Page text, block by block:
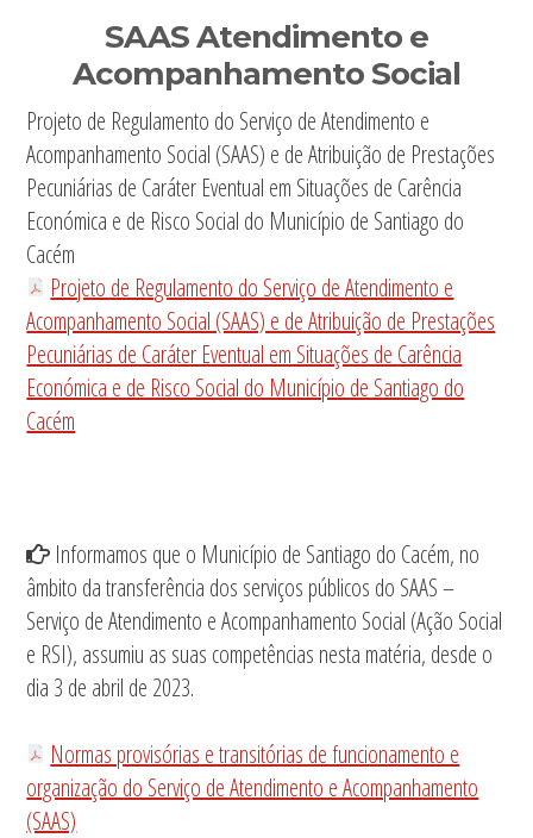
SAAS Atendimento e
Acompanhamento Social
Projeto de Regulamento do Serviço de Atendimento e
Acompanhamento Social (SAAS) e de Atribuição de Prestações
Pecuniárias de Caráter Eventual em Situações de Carência
Económica e de Risco Social do Município de Santiago do
Cacém
Projeto de Regulamento do Serviço de Atendimento e
Acompanhamento Social (SAAS) e de Atribuição de Prestações
Pecuniárias de Caráter Eventual em Situações de Carência
Económica e de Risco Social do Município de Santiago do
Cacém
Informamos que o Município de Santiago do Cacém, no
âmbito da transferência dos serviços públicos do SAAS –
Serviço de Atendimento e Acompanhamento Social (Ação Social
e RSI), assumiu as suas competências nesta matéria, desde o
dia 3 de abril de 2023.
Normas provisórias e transitórias de funcionamento e
organização do Serviço de Atendimento e Acompanhamento
(SAAS)
Sidebar
primária